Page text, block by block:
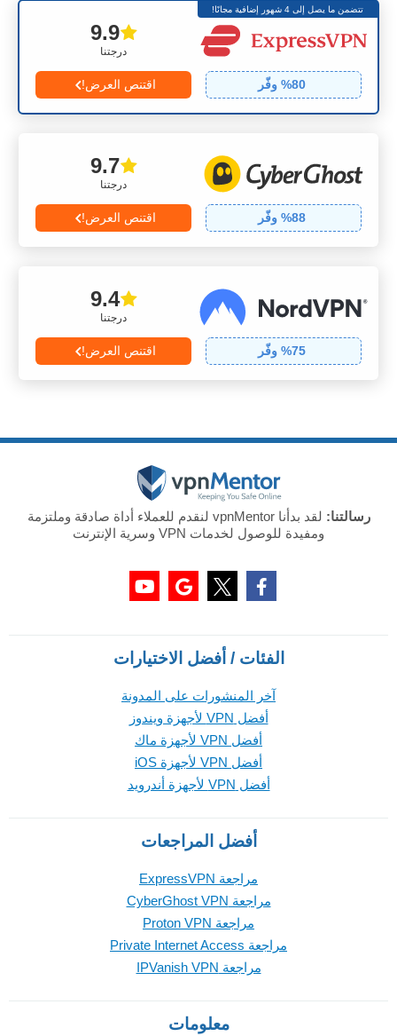
تتضمن ما يصل إلى 4 شهور إضافية مجانًا!
درجتنا
9.9
80% وفّر اقتنص العرض!
درجتنا
9.7
88% وفّر اقتنص العرض!
درجتنا
9.4
75% وفّر اقتنص العرض!
رسالتنا:
لقد بدأنا vpnMentor لنقدم للعملاء أداة صادقة وملتزمة
ومفيدة للوصول لخدمات VPN وسرية الإنترنت
الفئات / أفضل الاختيارات
آخر المنشورات على المدونة
أفضل VPN لأجهزة ويندوز
أفضل VPN لأجهزة ماك
أفضل VPN لأجهزة iOS
أفضل VPN لأجهزة أندرويد
أفضل المراجعات
مراجعة ExpressVPN
مراجعة CyberGhost VPN
مراجعة Proton VPN
مراجعة Private Internet Access
مراجعة IPVanish VPN
معلومات